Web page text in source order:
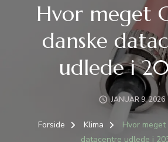
Hvor meget
danske
udlede i
JANUAR 9, 2026
Forside Klima
Hvor
datacentre udlede i